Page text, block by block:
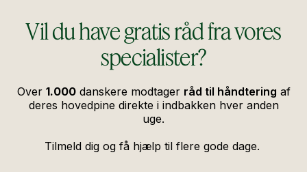
Vil du have gratis råd fra vores
specialister?
Over 1.000danskere modtager råd til håndtering af
deres hovedpine direkte i indbakken hver anden
uge.
Tilmeld dig og få hjælp til flere gode dage.